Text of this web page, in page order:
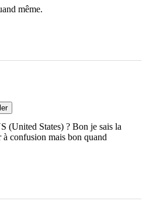
même.
(United States) ? Bon je sais la
à confusion mais bon quand